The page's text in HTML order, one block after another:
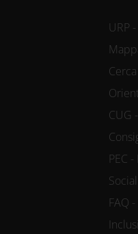
URP
CUG
PEC
FAQ